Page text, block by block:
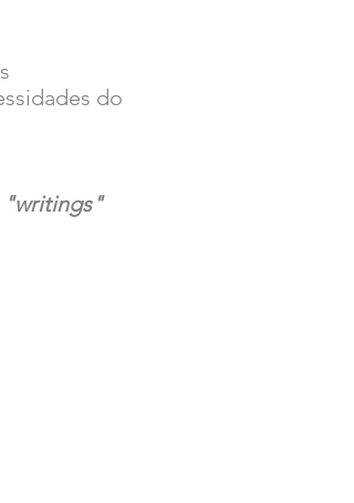
do
"writings"